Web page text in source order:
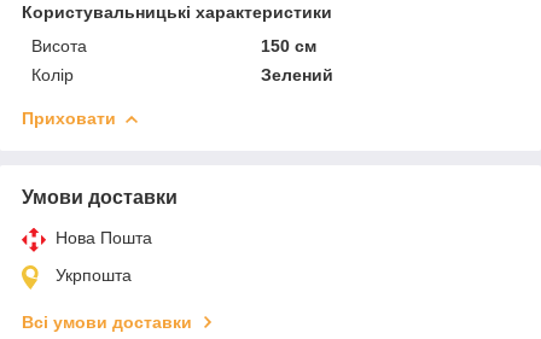
Користувальницькі характеристики
Висота
150 см
Колір
Зелений
Приховати
Умови доставки
Нова Пошта
Укрпошта
Всі умови доставки